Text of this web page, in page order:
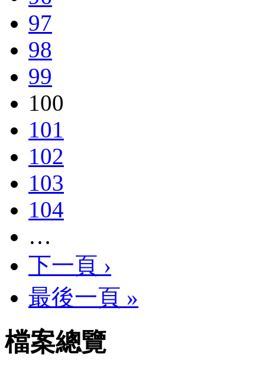
97
98
99
100
101
102
103
104
…
下一頁 ›
最後一頁 »
檔案總覽